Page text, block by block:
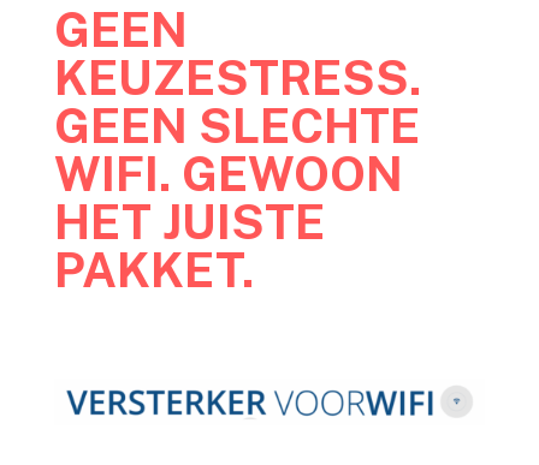
GEEN
KEUZESTRESS.
GEEN SLECHTE
WIFI. GEWOON
HET JUISTE
PAKKET.